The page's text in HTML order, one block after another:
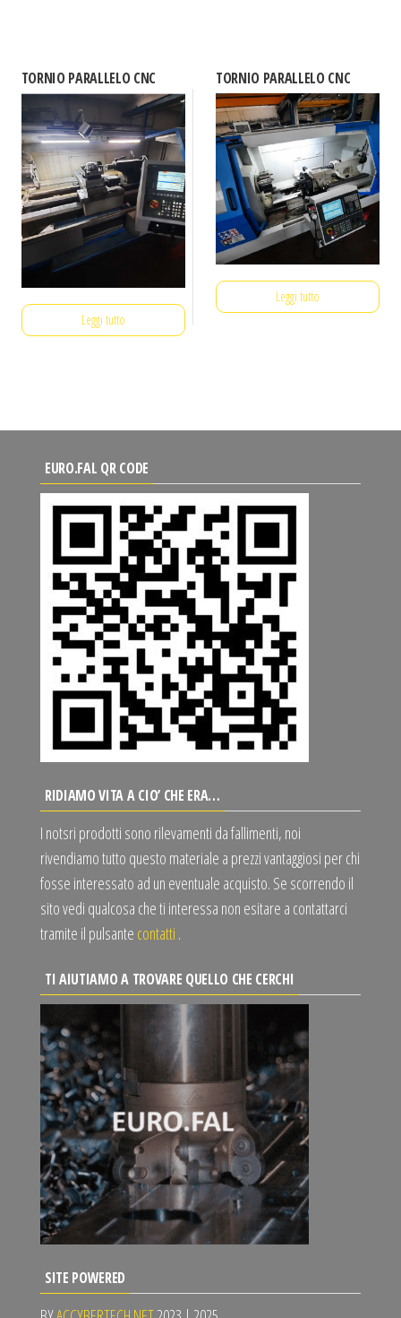
TORNIO PARALLELO CNC
Leggi tutto
TORNIO PARALLELO CNC
Leggi tutto
EURO.FAL QR CODE
RIDIAMO VITA A CIO’ CHE ERA…
I notsri prodotti sono rilevamenti da fallimenti, noi
rivendiamo tutto questo materiale a prezzi vantaggiosi per chi
fosse interessato ad un eventuale acquisto. Se scorrendo il
sito vedi qualcosa che ti interessa non esitare a contattarci
tramite il pulsante contatti .
TI AIUTIAMO A TROVARE QUELLO CHE CERCHI
SITE POWERED